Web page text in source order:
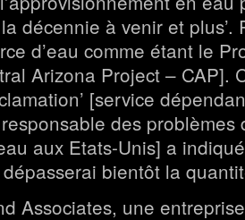
décennie à venir et plus’.
d’eau comme étant le
Arizona Project – CAP].
[service
des problèmes
aux Etats-Unis] a
dépasserai bientôt la
Associates, une